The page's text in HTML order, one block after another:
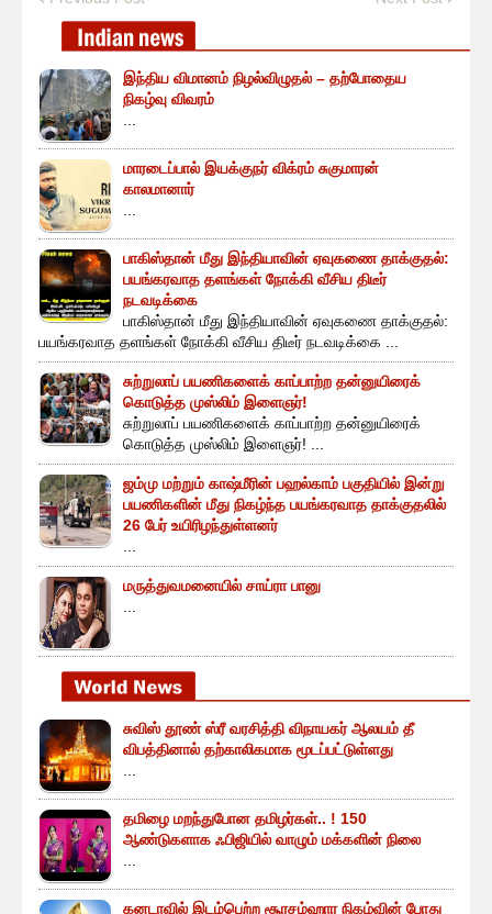
இந்திய விமானம் நிழல்விழுதல் – தற்போதைய
நிகழ்வு விவரம்
...
மாரடைப்பால் இயக்குநர் விக்ரம் சுகுமாரன்
காலமானார்
...
பாகிஸ்தான் மீது இந்தியாவின் ஏவுகணை தாக்குதல்:
பயங்கரவாத தளங்கள் நோக்கி வீசிய திடீர்
நடவடிக்கை
பாகிஸ்தான் மீது இந்தியாவின் ஏவுகணை தாக்குதல்:
பயங்கரவாத தளங்கள் நோக்கி வீசிய திடீர் நடவடிக்கை ...
சுற்றுலாப் பயணிகளைக் காப்பாற்ற தன்னுயிரைக்
கொடுத்த முஸ்லிம் இளைஞர்!
சுற்றுலாப் பயணிகளைக் காப்பாற்ற தன்னுயிரைக்
கொடுத்த முஸ்லிம் இளைஞர்! ...
ஜம்மு மற்றும் காஷ்மீரின் பஹல்காம் பகுதியில் இன்று
பயணிகளின் மீது நிகழ்ந்த பயங்கரவாத தாக்குதலில்
26 பேர் உயிரிழந்துள்ளனர்
...
மருத்துவமனையில் சாய்ரா பானு
...
சுவிஸ் தூண் ஸ்ரீ வரசித்தி விநாயகர் ஆலயம் தீ
விபத்தினால் தற்காலிகமாக மூடப்பட்டுள்ளது
...
தமிழை மறந்துபோன தமிழர்கள்.. ! 150
ஆண்டுகளாக ஃபிஜியில் வாழும் மக்களின் நிலை
...
கனடாவில் இடம்பெற்ற சூரசம்ஹார நிகழ்வின் போது